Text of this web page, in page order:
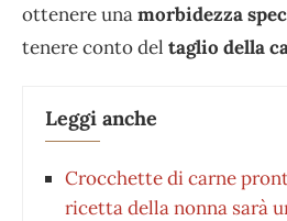
ottenere unamorbidezza
tenere conto del taglio della
Leggi anche
Crocchette di carne
ricetta della nonna sarà